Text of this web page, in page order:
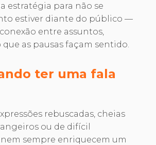
estratégia para não se
estiver diante do público —
entre assuntos,
as pausas façam sentido.
ter uma fala
rebuscadas, cheias
ou de difícil
sempre enriquecem um